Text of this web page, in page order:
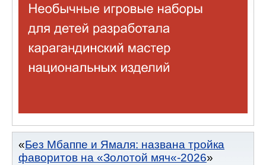
Без Мбаппе и Ямаля: названа тройка
фаворитов на «Золотой мяч«-2026